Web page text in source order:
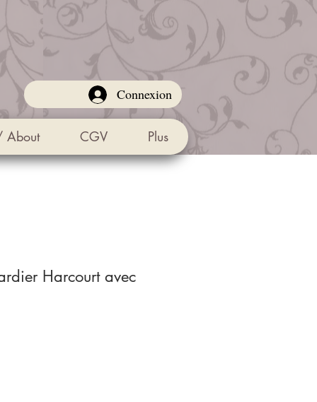
Connexion
About CGV Plus
Harcourt avec